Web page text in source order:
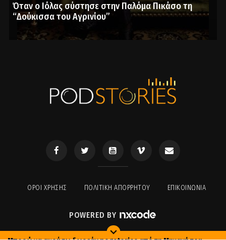
Όταν ο Ιόλας σύστησε στην Παλόμα Πικάσο τη
“Δούκισσα του Αγρινίου”
ΟΡΟΙ ΧΡΉΣΗΣ ΠΟΛΙΤΙΚΉ ΑΠΟΡΡΉΤΟΥ ΕΠΙΚΟΙΝΩΝΊΑ
POWERED BY